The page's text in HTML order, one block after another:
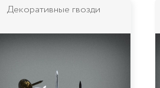
Ограничитель матраса 270х170